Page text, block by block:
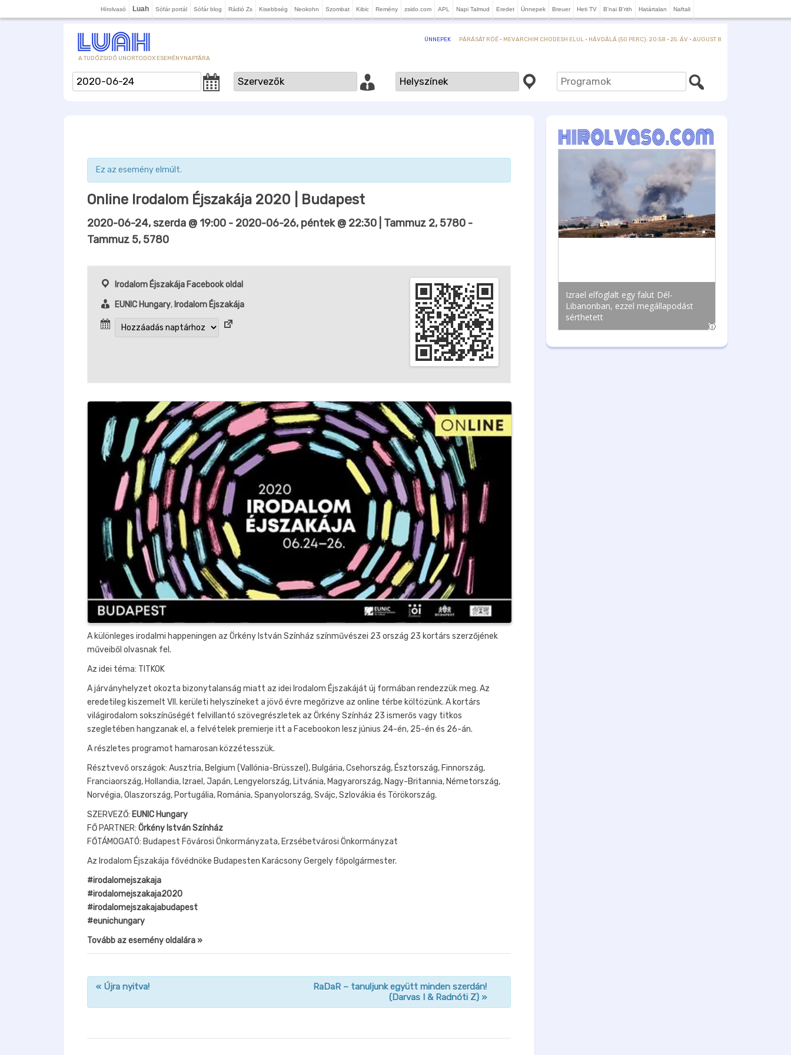
Hírolvasó Luah Sófár portál Sófár blog Rádió Zs Kisebbség Neokohn Szombat Kibic Remény zsido.com APL Napi Talmud Eredet Ünnepek Breuer Heti TV B'nai B'rith Határtalan Naftali
A TUDÓZSIDÓ UNORTODOX ESEMÉNYNAPTÁRA
ÜNNEPEK PÁRÁSÁT RÖÉ · MEVARCHIM CHODESH ELUL · HÁVDÁLÁ (50 PERC): 20:58 · 25. ÁV · AUGUST 8
Ez az esemény elmúlt.
Online Irodalom Éjszakája 2020 | Budapest
2020-06-24, szerda @ 19:00 - 2020-06-26, péntek @ 22:30 | Tammuz 2, 5780 -
Tammuz 5, 5780
Irodalom Éjszakája Facebook oldal
EUNIC Hungary, Irodalom Éjszakája
A különleges irodalmi happeningen az Örkény István Színház színművészei 23 ország 23 kortárs szerzőjének
műveiből olvasnak fel.
Az idei téma: TITKOK
A járványhelyzet okozta bizonytalanság miatt az idei Irodalom Éjszakáját új formában rendezzük meg. Az
eredetileg kiszemelt VII. kerületi helyszíneket a jövő évre megőrizve az online térbe költözünk. A kortárs
világirodalom sokszínűségét felvillantó szövegrészletek az Örkény Színház 23 ismerős vagy titkos
szegletében hangzanak el, a felvételek premierje itt a Facebookon lesz június 24-én, 25-én és 26-án.
A részletes programot hamarosan közzétesszük.
Résztvevő országok: Ausztria, Belgium (Vallónia-Brüsszel), Bulgária, Csehország, Észtország, Finnország,
Franciaország, Hollandia, Izrael, Japán, Lengyelország, Litvánia, Magyarország, Nagy-Britannia, Németország,
Norvégia, Olaszország, Portugália, Románia, Spanyolország, Svájc, Szlovákia és Törökország.
SZERVEZŐ: EUNIC Hungary
FŐ PARTNER: Örkény István Színház
FŐTÁMOGATÓ: Budapest Fővárosi Önkormányzata, Erzsébetvárosi Önkormányzat
Az Irodalom Éjszakája fővédnöke Budapesten Karácsony Gergely főpolgármester.
#irodalomejszakaja
#irodalomejszakaja2020
#irodalomejszakajabudapest
#eunichungary
Tovább az esemény oldalára »
« Újra nyitva!
RaDaR – tanuljunk együtt minden szerdán!
(Darvas I & Radnóti Z) »